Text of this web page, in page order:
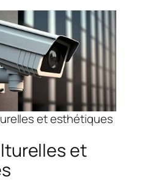
et esthétiques
et